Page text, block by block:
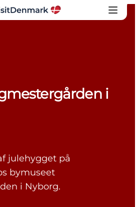
i
julehygget på
bymuseet
i Nyborg.